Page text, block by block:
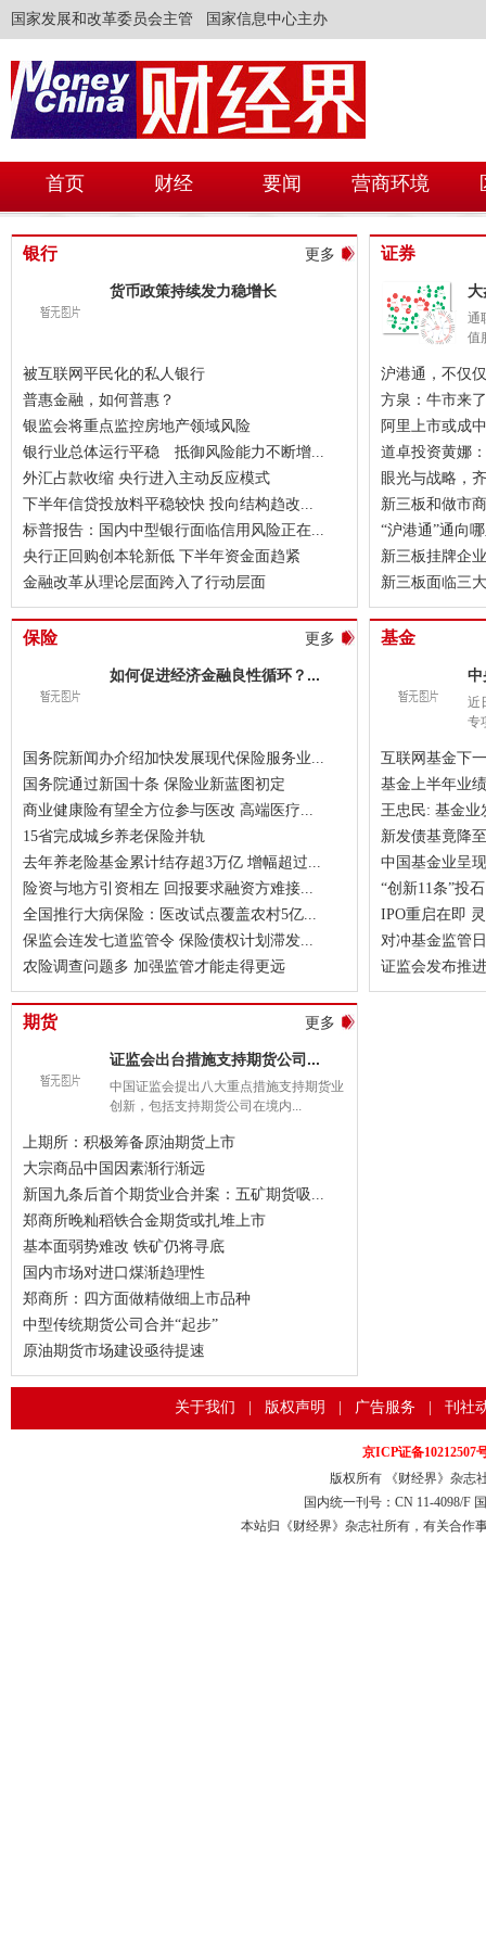
国家发展和改革委员会主管 国家信息中心主办
首页 财经 要闻 营商环境
银行 更多
货币政策持续发力稳增长
被互联网平民化的私人银行
普惠金融，如何普惠？
银监会将重点监控房地产领域风险
银行业总体运行平稳 抵御风险能力不断增...
外汇占款收缩 央行进入主动反应模式
下半年信贷投放料平稳较快 投向结构趋改...
标普报告：国内中型银行面临信用风险正在...
央行正回购创本轮新低 下半年资金面趋紧
金融改革从理论层面跨入了行动层面
证券
通
值
沪港通，不仅
方泉：牛市来
阿里上市或成
道卓投资黄娜
眼光与战略，
新三板和做市
“沪港通”通向
新三板挂牌企
新三板面临三
保险 更多
如何促进经济金融良性循环？...
国务院新闻办介绍加快发展现代保险服务业...
国务院通过新国十条 保险业新蓝图初定
商业健康险有望全方位参与医改 高端医疗...
15省完成城乡养老保险并轨
去年养老险基金累计结存超3万亿 增幅超过...
险资与地方引资相左 回报要求融资方难接...
全国推行大病保险：医改试点覆盖农村5亿...
保监会连发七道监管令 保险债权计划滞发...
农险调查问题多 加强监管才能走得更远
基金
中
近
专
互联网基金下
基金上半年业
王忠民: 基金业
新发债基竟降
中国基金业呈
“创新11条”投
IPO重启在即
对冲基金监管
证监会发布推
期货 更多
证监会出台措施支持期货公司...
中国证监会提出八大重点措施支持期货业
创新，包括支持期货公司在境内...
上期所：积极筹备原油期货上市
大宗商品中国因素渐行渐远
新国九条后首个期货业合并案：五矿期货吸...
郑商所晚籼稻铁合金期货或扎堆上市
基本面弱势难改 铁矿仍将寻底
国内市场对进口煤渐趋理性
郑商所：四方面做精做细上市品种
中型传统期货公司合并“起步”
原油期货市场建设亟待提速
关于我们 版权声明 广告服务 刊社
京ICP证备10212507
版权所有 《财经界》杂志
国内统一刊号：CN 11-4098/F
本站归《财经界》杂志社所有，有关合作